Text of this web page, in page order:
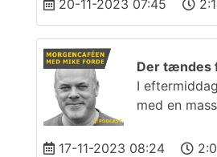
20-11-2023 07:45
Der tændes
I
med en
17-11-2023 08:24